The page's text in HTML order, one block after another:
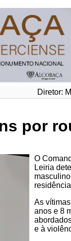
Diretor:
por
O
Leiria
As
anos e 8
e à